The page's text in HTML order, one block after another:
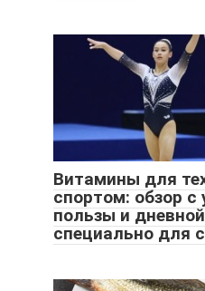
Витамины для
спортом: обзор с
пользы и
специально для